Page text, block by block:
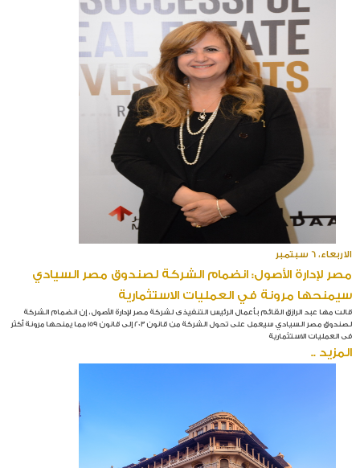
الاربعاء، 6 سبتمبر
مصر لإدارة الأصول: انضمام الشركة لصندوق مصر السيادي
سيمنحها مرونة في العمليات الاستثمارية
قالت مها عبد الرازق القائم بأعمال الرئيس التنفيذى لشركة مصر لإدارة الأصول، إن انضمام الشركة
لصندوق مصر السيادي سيعمل على تحول الشركة من قانون 203 إلى قانون 159 مما يمنحها مرونة أكثر
فى العمليات الاستثمارية
المزيد ..